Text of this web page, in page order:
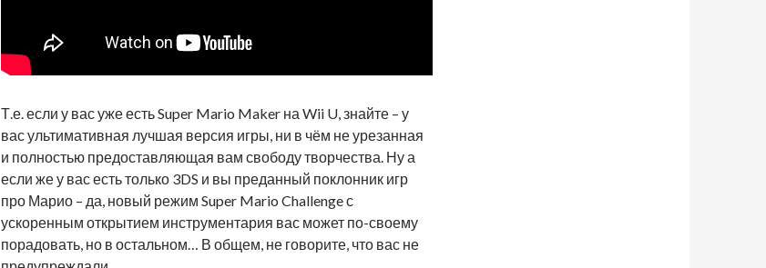
Т.е. если у вас уже есть Super Mario Maker на Wii U, знайте – у
вас ультимативная лучшая версия игры, ни в чём не урезанная
и полностью предоставляющая вам свободу творчества. Ну а
если же у вас есть только 3DS и вы преданный поклонник игр
про Марио – да, новый режим Super Mario Challenge с
ускоренным открытием инструментария вас может по-своему
порадовать, но в остальном… В общем, не говорите, что вас не